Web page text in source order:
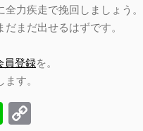
力疾走で挽回しましょう。
まだ出せるはずです。
員登録を。
す。
Line